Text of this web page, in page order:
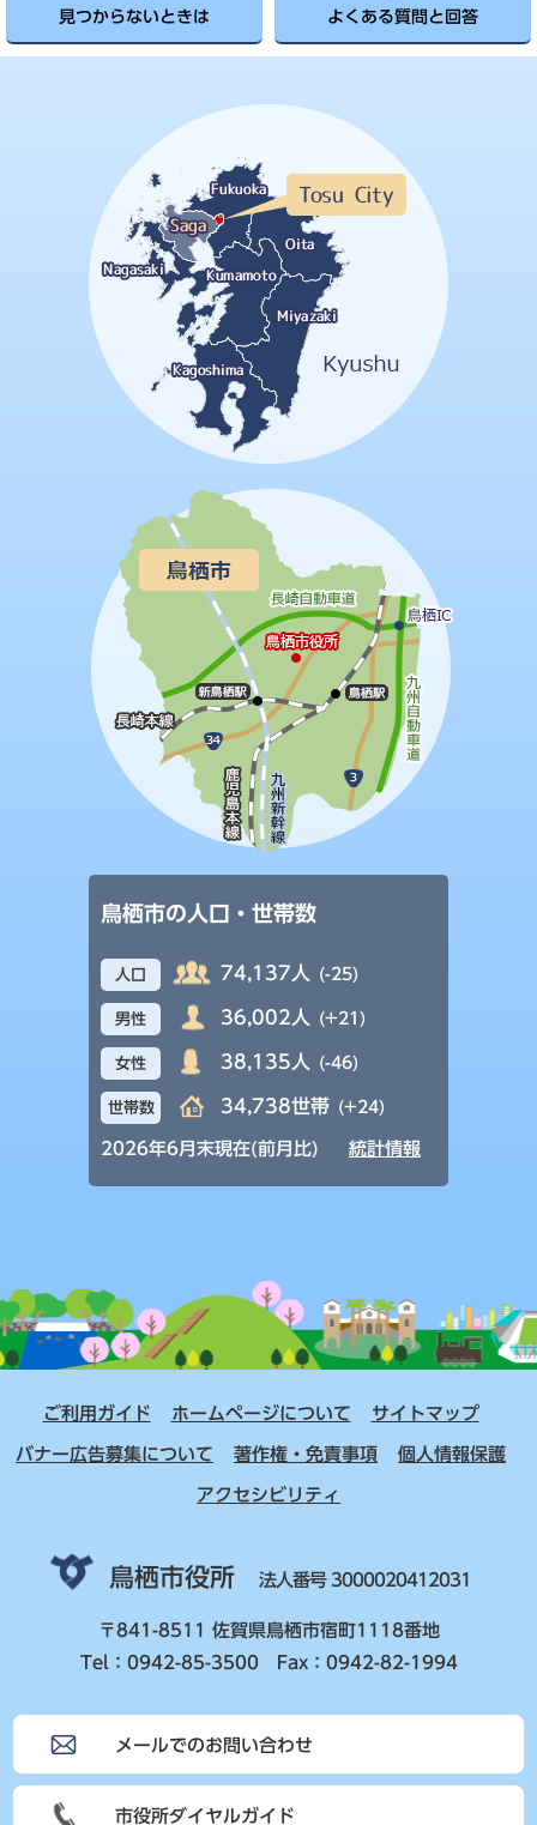
見つからないときは よくある質問と回答
鳥栖市の人口・世帯数
人口 74,137人 (-25)
男性 36,002人 (+21)
女性 38,135人 (-46)
世帯数 34,738世帯 (+24)
2026年6月末現在(前月比) 統計情報
ご利用ガイド ホームページについて サイトマップ
バナー広告募集について 著作権・免責事項 個人情報保護
アクセシビリティ
鳥栖市役所 法人番号 3000020412031
〒841-8511 佐賀県鳥栖市宿町1118番地
Tel：0942-85-3500 Fax：0942-82-1994
メールでのお問い合わせ
市役所ダイヤルガイド